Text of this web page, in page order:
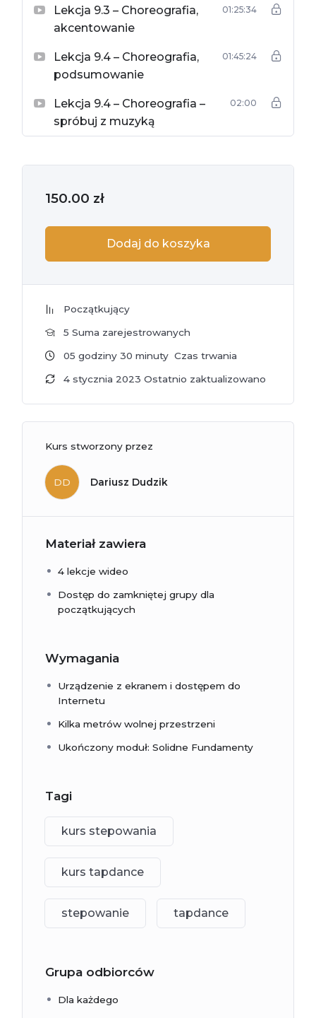
trudnościami w przyswajaniu materiału i znacząco
wpłynąć na efektywność treningu.
Lekcja 9.3 – Choreografia,
akcentowanie
01:25:34
Lekcja 9.4 – Choreografia,
podsumowanie
01:45:24
Lekcja 9.4 – Choreografia –
spróbuj z muzyką
02:00
150.00 zł
Dodaj do koszyka
Początkujący
5 Suma zarejestrowanych
05 godziny 30 minuty Czas trwania
4 stycznia 2023 Ostatnio zaktualizowano
Kurs stworzony przez
DD Dariusz Dudzik
Materiał zawiera
4 lekcje wideo
Dostęp do zamkniętej grupy dla
początkujących
Wymagania
Urządzenie z ekranem i dostępem do
Internetu
Kilka metrów wolnej przestrzeni
Ukończony moduł: Solidne Fundamenty
Tagi
kurs stepowania
kurs tapdance
stepowanie tapdance
Grupa odbiorców
Dla każdego